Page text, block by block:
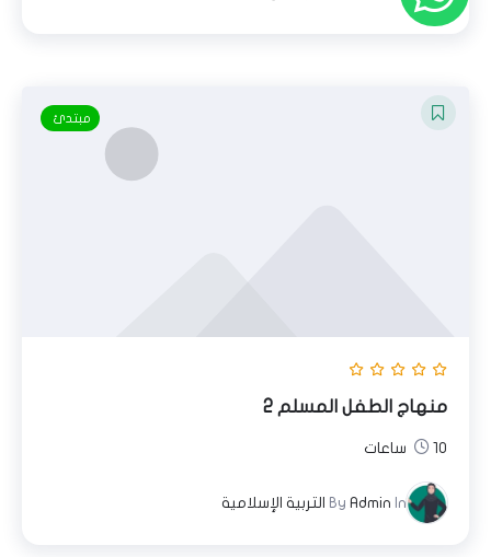
مبتدئ
منهاج الطفل المسلم 2
10 ساعات
By Admin In التربية الإسلامية